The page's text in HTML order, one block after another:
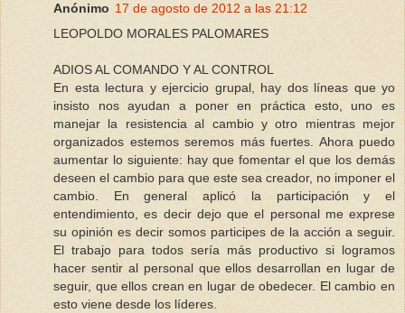
Anónimo 17 de agosto de 2012 a las 21:12
LEOPOLDO MORALES PALOMARES
ADIOS AL COMANDO Y AL CONTROL
En esta lectura y ejercicio grupal, hay dos líneas que yo
insisto nos ayudan a poner en práctica esto, uno es
manejar la resistencia al cambio y otro mientras mejor
organizados estemos seremos más fuertes. Ahora puedo
aumentar lo siguiente: hay que fomentar el que los demás
deseen el cambio para que este sea creador, no imponer el
cambio. En general aplicó la participación y el
entendimiento, es decir dejo que el personal me exprese
su opinión es decir somos participes de la acción a seguir.
El trabajo para todos sería más productivo si logramos
hacer sentir al personal que ellos desarrollan en lugar de
seguir, que ellos crean en lugar de obedecer. El cambio en
esto viene desde los líderes.